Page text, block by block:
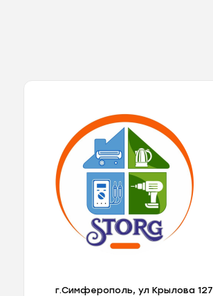
г.Симферополь, ул Крылова 127